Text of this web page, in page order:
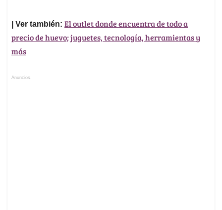
| Ver también: El outlet donde encuentra de todo a
precio de huevo; juguetes, tecnología, herramientas y
más
Anuncios.